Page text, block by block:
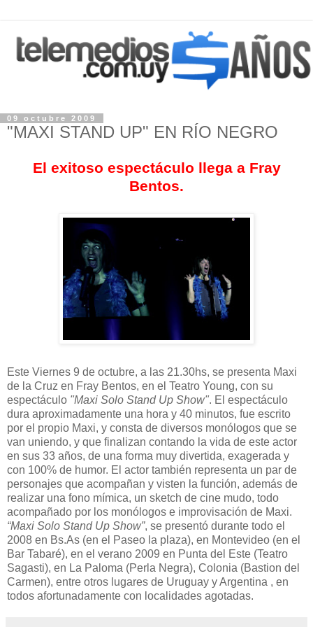
09 octubre 2009
"MAXI STAND UP" EN RÍO NEGRO
El exitoso espectáculo llega a Fray
Bentos.
Este Viernes 9 de octubre, a las 21.30hs, se presenta Maxi
de la Cruz en Fray Bentos, en el Teatro Young, con su
espectáculo "Maxi Solo Stand Up Show". El espectáculo
dura aproximadamente una hora y 40 minutos, fue escrito
por el propio Maxi, y consta de diversos monólogos que se
van uniendo, y que finalizan contando la vida de este actor
en sus 33 años, de una forma muy divertida, exagerada y
con 100% de humor. El actor también representa un par de
personajes que acompañan y visten la función, además de
realizar una fono mímica, un sketch de cine mudo, todo
acompañado por los monólogos e improvisación de Maxi.
“Maxi Solo Stand Up Show”, se presentó durante todo el
2008 en Bs.As (en el Paseo la plaza), en Montevideo (en el
Bar Tabaré), en el verano 2009 en Punta del Este (Teatro
Sagasti), en La Paloma (Perla Negra), Colonia (Bastion del
Carmen), entre otros lugares de Uruguay y Argentina , en
todos afortunadamente con localidades agotadas.